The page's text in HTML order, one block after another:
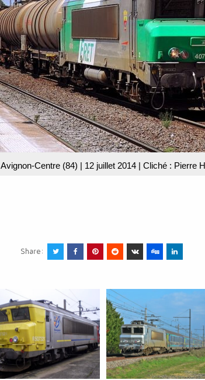
Avignon-Centre (84) | 12 juillet 2014 | Cliché : Pierre H
Share: